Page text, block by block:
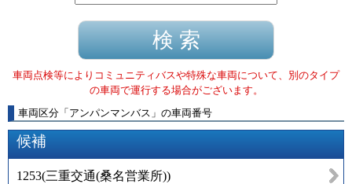
車両点検等によりコミュニティバスや特殊な車両について、別のタイプ
の車両で運行する場合がございます。
車両区分 「 アンパンマンバス 」 の車両番号
候補
1253(三重交通(桑名営業所))